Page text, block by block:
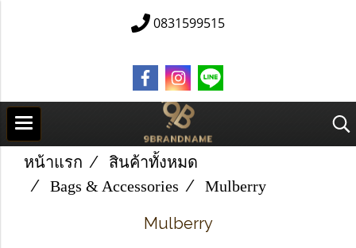
0831599515
หน้าแรก
สินค้าทั้งหมด
Bags & Accessories
Mulberry
Mulberry